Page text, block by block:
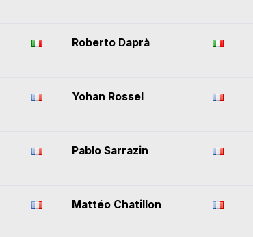
Roberto Daprà
Yohan Rossel
Pablo Sarrazin
Mattéo Chatillon